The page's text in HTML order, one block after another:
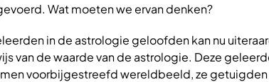
Wat moeten we ervan denken?
in de astrologie geloofden kan nu
van de waarde van de astrologie. Deze
voorbijgestreefd wereldbeeld, ze getuigden